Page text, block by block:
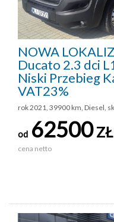
NOWA
Ducato 2.3 dci
Niski Przebieg
VAT23%
rok 2021, 39900 km, Diesel,
od 62500ZŁ
cena netto